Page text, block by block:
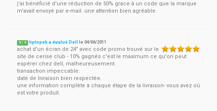
j'ai bénéficié d'une réduction de 50% grace à un code que la marque
m'avait envoyé par e-mail. une attention bien agréable.
5 / 5 tiptopek a évalué Dell le04/06/2011
achat d'un écran de 24" avec code promo trouvé sur le
site de cerise club - 10% gagnés c'est le maximum ce qu'on peut
espérer chez dell, malheureusement.
transaction impeccable.
date de livraison bien respectée.
une information complète à chaque étape de la livraison- vous avez où
est votre produit.